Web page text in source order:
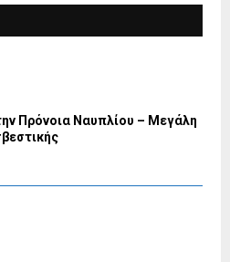
Πρόνοια Ναυπλίου – Μεγάλη